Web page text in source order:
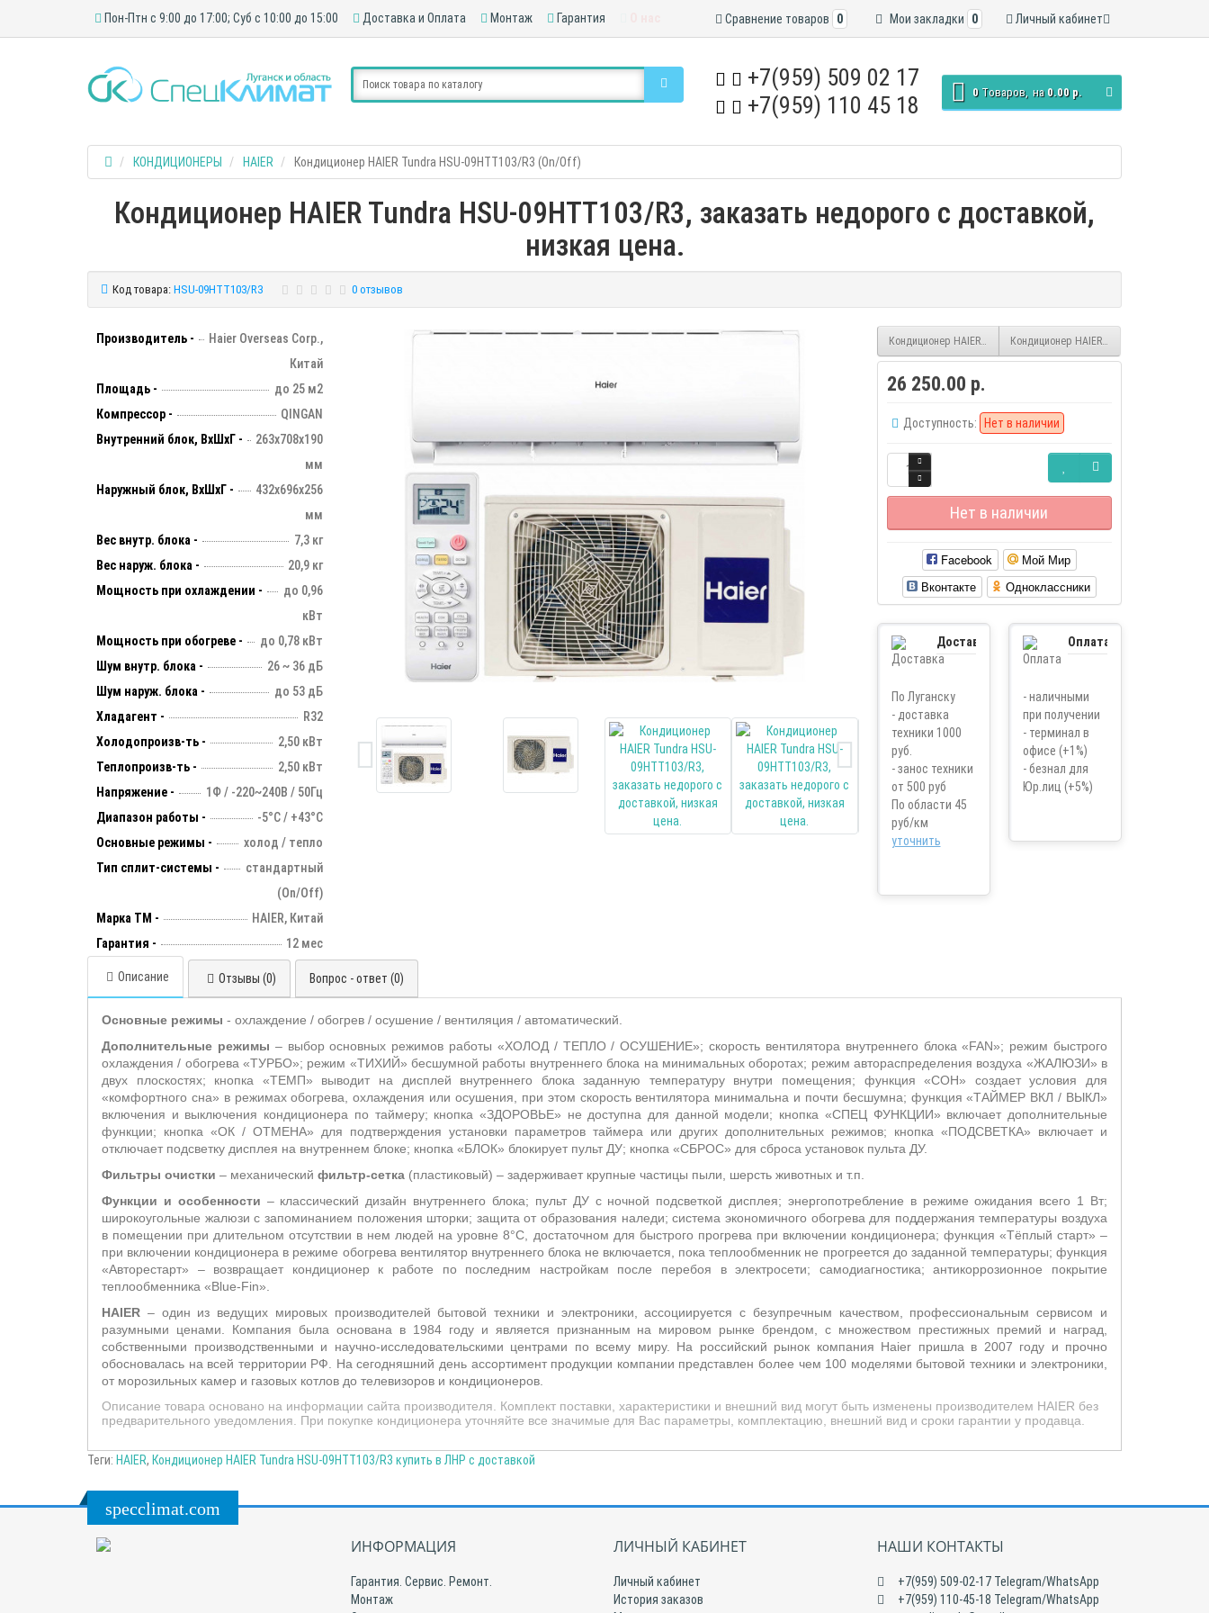
Пон-Птн с 9:00 до 17:00; Суб с 10:00 до 15:00 Доставка и Оплата Монтаж Гарантия Личный кабинет
Мои закладки 0
Сравнение товаров 0
+7(959) 509 02 17
+7(959) 110 45 18
0 Tоваров, на 0.00 р.
КОНДИЦИОНЕРЫ HAIER Кондиционер HAIER Tundra HSU-09HTT103/R3 (On/Off)
Кондиционер HAIER Tundra HSU-09HTT103/R3, заказать недорого с доставкой,
низкая цена.
Код товара: HSU-09HTT103/R3 0 отзывов
Производитель -
Haier Overseas Corp.,
Китай
Площадь -
до 25 м2
Компрессор -
QINGAN
Внутренний блок, ВхШхГ -
263х708х190
мм
Наружный блок, ВхШхГ -
432х696х256
мм
Вес внутр. блока -
7,3 кг
Вес наруж. блока -
20,9 кг
Мощность при охлаждении -
до 0,96
кВт
Мощность при обогреве -
до 0,78 кВт
Шум внутр. блока -
26 ~ 36 дБ
Шум наруж. блока -
до 53 дБ
Хладагент -
R32
Холодопроизв-ть -
2,50 кВт
Теплопроизв-ть -
2,50 кВт
Напряжение -
1Ф / -220~240В / 50Гц
Диапазон работы -
-5°С / +43°С
Основные режимы -
холод / тепло
Тип сплит-системы -
стандартный
(On/Off)
Марка ТМ -
HAIER, Китай
Гарантия -
12 мес
Кондиционер HAIER Tundra HSU-24HTT103/R3 (On/Off)
Кондиционер HAIER Tundra HSU-
26 250.00 р.
Доступность: Нет в наличии
Нет в наличии
Facebook
Мой Мир
Вконтакте
Одноклассники
Доставка
По Луганску
- доставка
техники 1000
руб.
- занос техники
от 500 руб
По области 45
руб/км
уточнить
Оплата
- наличными
при получении
- терминал в
офисе (+1%)
- безнал для
Юр.лиц (+5%)
Описание Отзывы (0) Вопрос - ответ (0)
Основные режимы - охлаждение / обогрев / осушение / вентиляция / автоматический.
Дополнительные режимы – выбор основных режимов работы «ХОЛОД / ТЕПЛО / ОСУШЕНИЕ»;скорость вентилятора внутреннего блока «FAN»; режим быстрого
охлаждения / обогрева «ТУРБО»; режим «ТИХИЙ» бесшумной работы внутреннего блока на минимальных оборотах; режим автораспределения воздуха «ЖАЛЮЗИ» в
двух плоскостях; кнопка «ТЕМП» выводит на дисплей внутреннего блока заданную температуру внутри помещения; функция «СОН» создает условия для
«комфортного сна» в режимах обогрева, охлаждения или осушения, при этом скорость вентилятора минимальна и почти бесшумна; функция «ТАЙМЕР ВКЛ / ВЫКЛ»
включения и выключения кондиционера по таймеру; кнопка «ЗДОРОВЬЕ» не доступна для данной модели; кнопка «СПЕЦ ФУНКЦИИ» включает дополнительные
функции; кнопка «ОК / ОТМЕНА» для подтверждения установки параметров таймера или других дополнительных режимов; кнопка «ПОДСВЕТКА» включает и
отключает подсветку дисплея на внутреннем блоке; кнопка «БЛОК» блокирует пульт ДУ; кнопка «СБРОС» для сброса установок пульта ДУ.
Фильтры очистки – механический фильтр-сетка (пластиковый) – задерживает крупные частицы пыли, шерсть животных и т.п.
Функции и особенности – классический дизайн внутреннего блока; пульт ДУ с ночной подсветкой дисплея; энергопотребление в режиме ожидания всего 1 Вт;
широкоугольные жалюзи с запоминанием положения шторки; защита от образования наледи; система экономичного обогрева для поддержания температуры воздуха
в помещении при длительном отсутствии в нем людей на уровне 8°С, достаточном для быстрого прогрева при включении кондиционера; функция «Тёплый старт» –
при включении кондиционера в режиме обогрева вентилятор внутреннего блока не включается, пока теплообменник не прогреется до заданной температуры; функция
«Авторестарт» – возвращает кондиционер к работе по последним настройкам после перебоя в электросети; самодиагностика; антикоррозионное покрытие
теплообменника «Blue-Fin»
HAIER – один из ведущих мировых производителей бытовой техники и электроники, ассоциируется с безупречным качеством, профессиональным сервисом и
разумными ценами. Компания была основана в 1984 году и является признанным на мировом рынке брендом, с множеством престижных премий и наград,
собственными производственными и научно-исследовательскими центрами по всему миру. На российский рынок компания Haier пришла в 2007 году и прочно
обосновалась на всей территории РФ. На сегодняшний день ассортимент продукции компании представлен более чем 100 моделями бытовой техники и электроники,
от морозильных камер и газовых котлов до телевизоров и кондиционеров.
Описание товара основано на информации сайта производителя. Комплект поставки, характеристики и внешний вид могут быть изменены производителем HAIER без
предварительного уведомления. При покупке кондиционера уточняйте все значимые для Вас параметры, комплектацию, внешний вид и сроки гарантии у продавца.
Теги: HAIER, Кондиционер HAIER Tundra HSU-09HTT103/R3 купить в ЛНР с доставкой
specclimat.com
ИНФОРМАЦИЯ
Гарантия. Сервис. Ремонт.
Монтаж
ЛИЧНЫЙ КАБИНЕТ
Личный кабинет
История заказов
НАШИ КОНТАКТЫ
+7(959) 509-02-17 Telegram/WhatsApp
+7(959) 110-45-18 Telegram/WhatsApp